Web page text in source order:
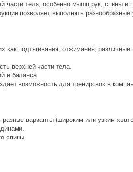
части тела, особенно мышц рук, спины и
позволяет выполнять разнообразные
как подтягивания, отжимания, различные
верхней части тела.
и баланса.
возможность для тренировок в
варианты (широким или узким
спины.